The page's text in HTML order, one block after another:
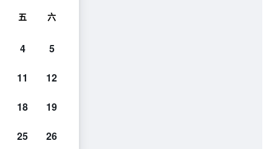
五 六
4 5
11 12
18 19
25 26